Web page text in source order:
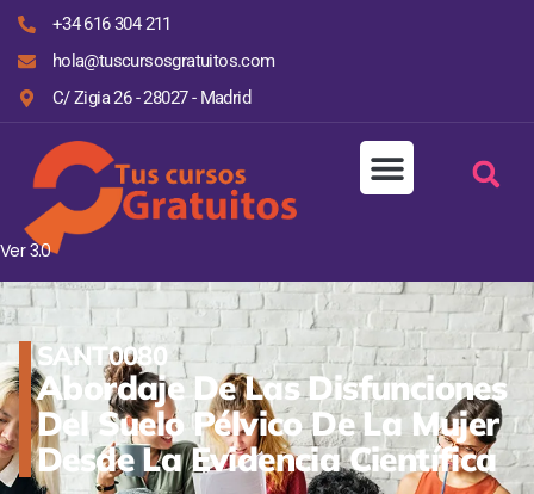
+34 616 304 211
hola@tuscursosgratuitos.com
C/ Zigia 26 - 28027 - Madrid
Ver 3.0
SANT0080
Abordaje De Las Disfunciones
Del Suelo Pélvico De La Mujer
Desde La Evidencia Científica